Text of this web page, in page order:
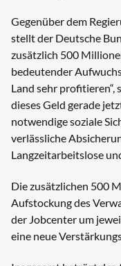
Gegenüber dem
stellt der Deutsche
zusätzlich 500
bedeutender
Land sehr profitieren“,
dieses Geld gerade
notwendige soziale
verlässliche
Langzeitarbeitslose
Die zusätzlichen 500
Aufstockung des
der Jobcenter um
eine neue